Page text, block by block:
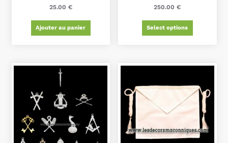
25.00 €
Ajouter au panier
250.00€
Select options